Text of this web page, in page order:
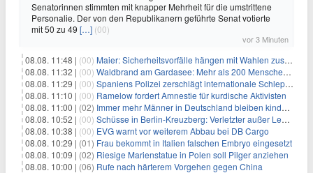
Senatorinnen stimmten mit knapper Mehrheit für die umstrittene
Personalie. Der von den Republikanern geführte Senat votierte
mit 50 zu 49 […] (00)
vor 3 Minuten
08.08. 11:48 | (00) Maier: Sicherheitsvorfälle hängen mit Wahlen zusammen
08.08. 11:32 | (00) Waldbrand am Gardasee: Mehr als 200 Menschen evakuiert
08.08. 11:29 | (00) Spaniens Polizei zerschlägt internationale Schlepperbande
08.08. 11:10 | (00) Ramelow fordert Amnestie für kurdische Aktivisten
08.08. 11:00 | (02) Immer mehr Männer in Deutschland bleiben kinderlos
08.08. 10:52 | (00) Schüsse in Berlin-Kreuzberg: Verletzter außer Lebensgefahr
08.08. 10:38 | (00) EVG warnt vor weiterem Abbau bei DB Cargo
08.08. 10:29 | (01) Frau bekommt in Italien falschen Embryo eingesetzt
08.08. 10:09 | (02) Riesige Marienstatue in Polen soll Pilger anziehen
08.08. 10:00 | (06) Rufe nach härterem Vorgehen gegen China